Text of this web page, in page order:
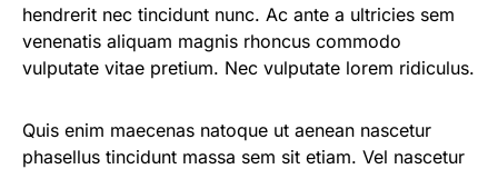
hendrerit nec tincidunt nunc. Ac ante a ultricies sem
venenatis aliquam magnis rhoncus commodo
vulputate vitae pretium. Nec vulputate lorem ridiculus.
Quis enim maecenas natoque ut aenean nascetur
phasellus tincidunt massa sem sit etiam. Vel nascetur